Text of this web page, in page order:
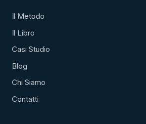
Il Metodo
Il Libro
Casi Studio
Blog
Chi Siamo
Contatti